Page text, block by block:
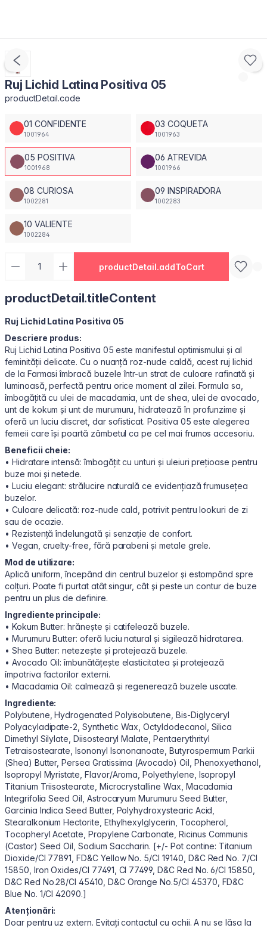
Ruj Lichid Latina Positiva 05
productDetail.code
01 CONFIDENTE
1001964
03 COQUETA
1001963
05 POSITIVA
1001968
06 ATREVIDA
1001966
08 CURIOSA
1002281
09 INSPIRADORA
1002283
10 VALIENTE
1002284
productDetail.addToCart
productDetail.titleContent
Ruj Lichid Latina Positiva 05
Descriere produs:
Ruj Lichid Latina Positiva 05 este manifestul optimismului și al
feminității delicate. Cu o nuanță roz-nude caldă, acest ruj lichid
de la Farmasi îmbracă buzele într-un strat de culoare rafinată și
luminoasă, perfectă pentru orice moment al zilei. Formula sa,
îmbogățită cu ulei de macadamia, unt de shea, ulei de avocado,
unt de kokum și unt de murumuru, hidratează în profunzime și
oferă un luciu discret, dar sofisticat. Positiva 05 este alegerea
femeii care își poartă zâmbetul ca pe cel mai frumos accesoriu.
Beneficii cheie:
• Hidratare intensă: îmbogățit cu unturi și uleiuri prețioase pentru
buze moi și netede.
• Luciu elegant: strălucire naturală ce evidențiază frumusețea
buzelor.
• Culoare delicată: roz-nude cald, potrivit pentru lookuri de zi
sau de ocazie.
• Rezistență îndelungată și senzație de confort.
• Vegan, cruelty-free, fără parabeni și metale grele.
Mod de utilizare:
Aplică uniform, începând din centrul buzelor și estompând spre
colțuri. Poate fi purtat atât singur, cât și peste un contur de buze
pentru un plus de definire.
Ingrediente principale:
• Kokum Butter: hrănește și catifelează buzele.
• Murumuru Butter: oferă luciu natural și sigilează hidratarea.
• Shea Butter: netezește și protejează buzele.
• Avocado Oil: îmbunătățește elasticitatea și protejează
împotriva factorilor externi.
• Macadamia Oil: calmează și regenerează buzele uscate.
Ingrediente:
Polybutene, Hydrogenated Polyisobutene, Bis-Diglyceryl
Polyacyladipate-2, Synthetic Wax, Octyldodecanol, Silica
Dimethyl Silylate, Diisostearyl Malate, Pentaerythrityl
Tetraisostearate, Isononyl Isononanoate, Butyrospermum Parkii
(Shea) Butter, Persea Gratissima (Avocado) Oil, Phenoxyethanol,
Isopropyl Myristate, Flavor/Aroma, Polyethylene, Isopropyl
Titanium Triisostearate, Microcrystalline Wax, Macadamia
Integrifolia Seed Oil, Astrocaryum Murumuru Seed Butter,
Garcinia Indica Seed Butter, Polyhydroxystearic Acid,
Stearalkonium Hectorite, Ethylhexylglycerin, Tocopherol,
Tocopheryl Acetate, Propylene Carbonate, Ricinus Communis
(Castor) Seed Oil, Sodium Saccharin. [+/- Pot contine: Titanium
Dioxide/CI 77891, FD&C Yellow No. 5/CI 19140, D&C Red No. 7/CI
15850, Iron Oxides/CI 77491, CI 77499, D&C Red No. 6/CI 15850,
D&C Red No.28/CI 45410, D&C Orange No.5/CI 45370, FD&C
Blue No. 1/CI 42090.]
Atenționări:
Doar pentru uz extern. Evitați contactul cu ochii. A nu se lăsa la